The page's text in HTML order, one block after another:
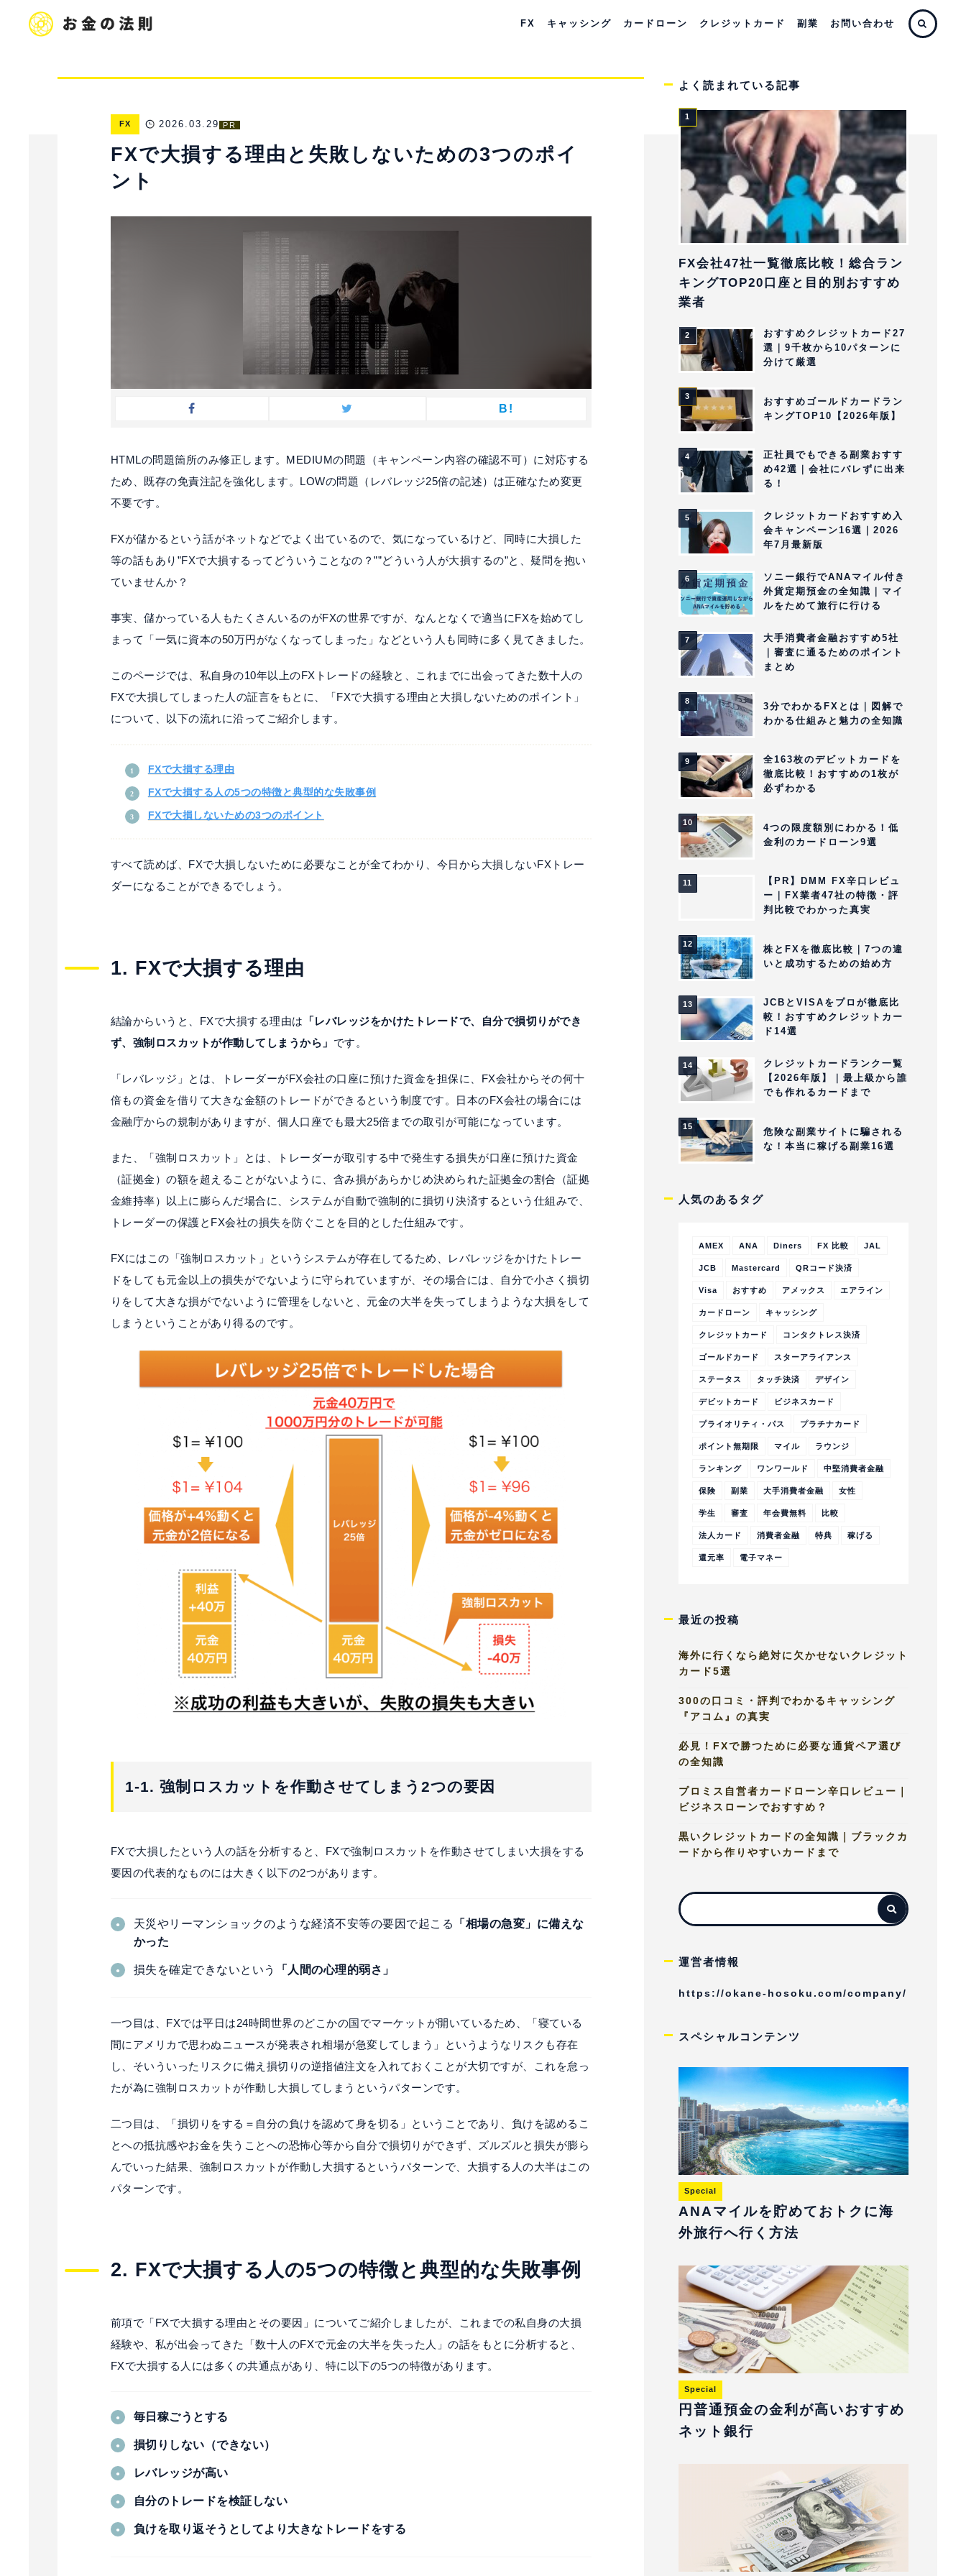
FX キャッシング カードローン クレジットカード 副業 お問い合わせ
PR
FX 2026.03.29
FXで大損する理由と失敗しないための3つのポイ
ント
B!
HTMLの問題箇所のみ修正します。MEDIUMの問題（キャンペーン内容の確認不可）に対応する
ため、既存の免責注記を強化します。LOWの問題（レバレッジ25倍の記述）は正確なため変更
不要です。
FXが儲かるという話がネットなどでよく出ているので、気になっているけど、同時に大損した
等の話もあり”FXで大損するってどういうことなの？””どういう人が大損するの”と、疑問を抱い
ていませんか？
事実、儲かっている人もたくさんいるのがFXの世界ですが、なんとなくで適当にFXを始めてし
まって「一気に資本の50万円がなくなってしまった」などという人も同時に多く見てきました。
このページでは、私自身の10年以上のFXトレードの経験と、これまでに出会ってきた数十人の
FXで大損してしまった人の証言をもとに、「FXで大損する理由と大損しないためのポイント」
について、以下の流れに沿ってご紹介します。
FXで大損する理由
FXで大損する人の5つの特徴と典型的な失敗事例
FXで大損しないための3つのポイント
すべて読めば、FXで大損しないために必要なことが全てわかり、今日から大損しないFXトレー
ダーになることができるでしょう。
1. FXで大損する理由
結論からいうと、FXで大損する理由は
「レバレッジをかけたトレードで、自分で損切りができ
ず、強制ロスカットが作動してしまうから」 です。
「レバレッジ」とは、トレーダーがFX会社の口座に預けた資金を担保に、FX会社からその何十
倍もの資金を借りて大きな金額のトレードができるという制度です。日本のFX会社の場合には
金融庁からの規制がありますが、個人口座でも最大25倍までの取引が可能になっています。
また、「強制ロスカット」とは、トレーダーが取引する中で発生する損失が口座に預けた資金
（証拠金）の額を超えることがないように、含み損があらかじめ決められた証拠金の割合（証拠
金維持率）以上に膨らんだ場合に、システムが自動で強制的に損切り決済するという仕組みで、
トレーダーの保護とFX会社の損失を防ぐことを目的とした仕組みです。
FXにはこの「強制ロスカット」というシステムが存在してるため、レバレッジをかけたトレー
ドをしても元金以上の損失がでないように守られていますが、その場合には、自分で小さく損切
りをして大きな損がでないように管理をしないと、元金の大半を失ってしまうような大損をして
しまうということがあり得るのです。
1-1. 強制ロスカットを作動させてしまう2つの要因
FXで大損したという人の話を分析すると、FXで強制ロスカットを作動させてしまい大損をする
要因の代表的なものには大きく以下の2つがあります。
天災やリーマンショックのような経済不安等の要因で起こる
「相場の急変」に備えな
かった
損失を確定できないという 「人間の心理的弱さ」
一つ目は、FXでは平日は24時間世界のどこかの国でマーケットが開いているため、「寝ている
間にアメリカで思わぬニュースが発表され相場が急変してしまう」というようなリスクも存在
し、そいういったリスクに備え損切りの逆指値注文を入れておくことが大切ですが、これを怠っ
たが為に強制ロスカットが作動し大損してしまうというパターンです。
二つ目は、「損切りをする＝自分の負けを認めて身を切る」ということであり、負けを認めるこ
とへの抵抗感やお金を失うことへの恐怖心等から自分で損切りができず、ズルズルと損失が膨ら
んでいった結果、強制ロスカットが作動し大損するというパターンで、大損する人の大半はこの
パターンです。
2. FXで大損する人の5つの特徴と典型的な失敗事例
前項で「FXで大損する理由とその要因」についてご紹介しましたが、これまでの私自身の大損
経験や、私が出会ってきた「数十人のFXで元金の大半を失った人」の話をもとに分析すると、
FXで大損する人には多くの共通点があり、特に以下の5つの特徴があります。
毎日稼ごうとする
損切りしない（できない）
レバレッジが高い
自分のトレードを検証しない
負けを取り返そうとしてより大きなトレードをする
よく読まれている記事
FX会社47社一覧徹底比較！総合ラン
キングTOP20口座と目的別おすすめ
業者
おすすめクレジットカード27
選｜9千枚から10パターンに
分けて厳選
おすすめゴールドカードラン
キングTOP10【2026年版】
正社員でもできる副業おすす
め42選｜会社にバレずに出来
る！
クレジットカードおすすめ入
会キャンペーン16選｜2026
年7月最新版
ソニー銀行でANAマイル付き
外貨定期預金の全知識｜マイ
ルをためて旅行に行ける
大手消費者金融おすすめ5社
｜審査に通るためのポイント
まとめ
3分でわかるFXとは｜図解で
わかる仕組みと魅力の全知識
全163枚のデビットカードを
徹底比較！おすすめの1枚が
必ずわかる
4つの限度額別にわかる！低
金利のカードローン9選
【PR】DMM FX辛口レビュ
ー｜FX業者47社の特徴・評
判比較でわかった真実
株とFXを徹底比較｜7つの違
いと成功するための始め方
JCBとVISAをプロが徹底比
較！おすすめクレジットカー
ド14選
クレジットカードランク一覧
【2026年版】｜最上級から誰
でも作れるカードまで
危険な副業サイトに騙される
な！本当に稼げる副業16選
人気のあるタグ
AMEX ANA Diners FX 比較 JAL
JCB Mastercard QRコード決済
Visa おすすめ アメックス エアライン
カードローン キャッシング
クレジットカード コンタクトレス決済
ゴールドカード スターアライアンス
ステータス タッチ決済 デザイン
デビットカード ビジネスカード
プライオリティ・パス プラチナカード
ポイント無期限 マイル ラウンジ
ランキング ワンワールド 中堅消費者金融
保険 副業 大手消費者金融 女性
学生 審査 年会費無料 比較
法人カード 消費者金融 特典 稼げる
還元率 電子マネー
最近の投稿
海外に行くなら絶対に欠かせないクレジット
カード5選
300の口コミ・評判でわかるキャッシング
『アコム』の真実
必見！FXで勝つために必要な通貨ペア選び
の全知識
プロミス自営者カードローン辛口レビュー｜
ビジネスローンでおすすめ？
黒いクレジットカードの全知識｜ブラックカ
ードから作りやすいカードまで
運営者情報
https://okane-hosoku.com/company/
スペシャルコンテンツ
Special
ANAマイルを貯めておトクに海
外旅行へ行く方法
Special
円普通預金の金利が高いおすすめ
ネット銀行